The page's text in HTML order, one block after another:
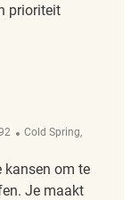
prioriteit
Plaats
Cold Spring,
kansen om te
Je maakt